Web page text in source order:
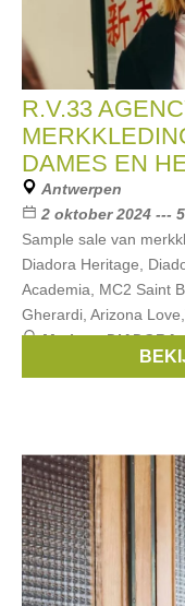
R.V.33
DAMES EN
Antwerpen
2 oktober 2024 ---
Sample sale van
Diadora Heritage,
Academia, MC2 Saint
Gherardi, Arizona
Merken:DIADORA,
, ...